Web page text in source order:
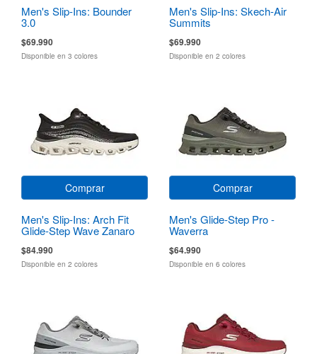
Men's Slip-Ins: Bounder
3.0
$69.990
Disponible en 3 colores
Men's Slip-Ins: Skech-Air
Summits
$69.990
Disponible en 2 colores
Comprar
Men's Slip-Ins: Arch Fit
Glide-Step Wave Zanaro
$84.990
Disponible en 2 colores
Comprar
Men's Glide-Step Pro -
Waverra
$64.990
Disponible en 6 colores